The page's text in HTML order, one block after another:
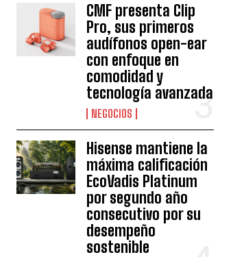
CMF presenta Clip
Pro, sus primeros
audífonos open-ear
con enfoque en
comodidad y
tecnología avanzada
NEGOCIOS
Hisense mantiene la
máxima calificación
EcoVadis Platinum
por segundo año
consecutivo por su
desempeño
sostenible